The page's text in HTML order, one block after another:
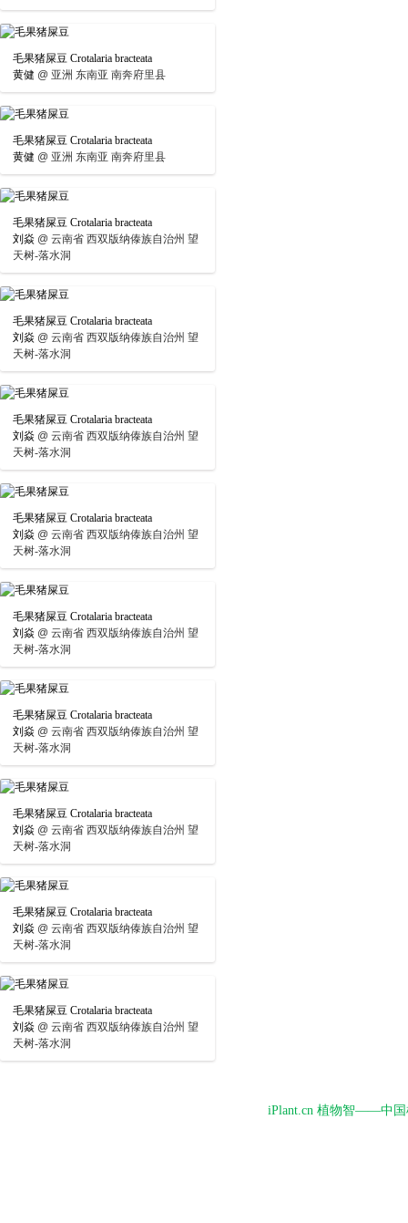
毛果猪屎豆 Crotalaria bracteata
黄健 @ 亚洲 东南亚 南奔府里县
毛果猪屎豆 Crotalaria bracteata
黄健 @ 亚洲 东南亚 南奔府里县
毛果猪屎豆 Crotalaria bracteata
刘焱 @ 云南省 西双版纳傣族自治州 望
天树-落水洞
毛果猪屎豆 Crotalaria bracteata
刘焱 @ 云南省 西双版纳傣族自治州 望
天树-落水洞
毛果猪屎豆 Crotalaria bracteata
刘焱 @ 云南省 西双版纳傣族自治州 望
天树-落水洞
毛果猪屎豆 Crotalaria bracteata
刘焱 @ 云南省 西双版纳傣族自治州 望
天树-落水洞
毛果猪屎豆 Crotalaria bracteata
刘焱 @ 云南省 西双版纳傣族自治州 望
天树-落水洞
毛果猪屎豆 Crotalaria bracteata
刘焱 @ 云南省 西双版纳傣族自治州 望
天树-落水洞
毛果猪屎豆 Crotalaria bracteata
刘焱 @ 云南省 西双版纳傣族自治州 望
天树-落水洞
毛果猪屎豆 Crotalaria bracteata
刘焱 @ 云南省 西双版纳傣族自治州 望
天树-落水洞
毛果猪屎豆 Crotalaria bracteata
刘焱 @ 云南省 西双版纳傣族自治州 望
天树-落水洞
iPlant.cn 植物智——中国